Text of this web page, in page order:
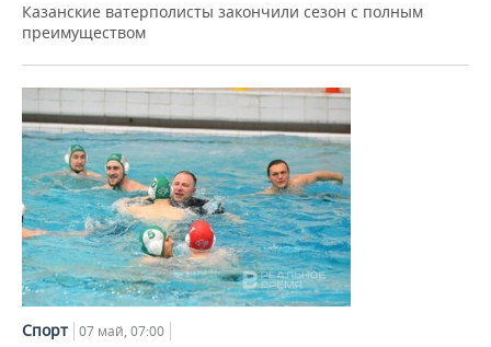
Казанские ватерполисты закончили сезон с полным
преимуществом
Спорт 07 май, 07:00